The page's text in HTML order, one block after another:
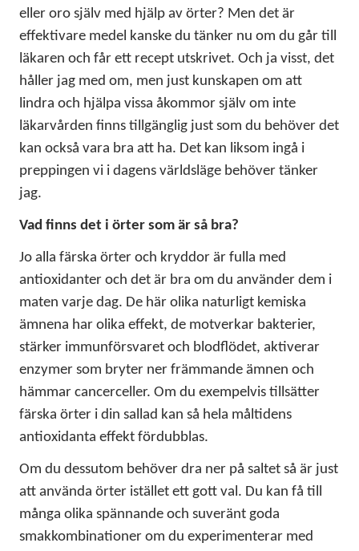
eller oro själv med hjälp av örter? Men det är
effektivare medel kanske du tänker nu om du går till
läkaren och får ett recept utskrivet. Och ja visst, det
håller jag med om, men just kunskapen om att
lindra och hjälpa vissa åkommor själv om inte
läkarvården finns tillgänglig just som du behöver det
kan också vara bra att ha. Det kan liksom ingå i
preppingen vi i dagens världsläge behöver tänker
jag.
Vad finns det i örter som är så bra?
Jo alla färska örter och kryddor är fulla med
antioxidanter och det är bra om du använder dem i
maten varje dag. De här olika naturligt kemiska
ämnena har olika effekt, de motverkar bakterier,
stärker immunförsvaret och blodflödet, aktiverar
enzymer som bryter ner främmande ämnen och
hämmar cancerceller. Om du exempelvis tillsätter
färska örter i din sallad kan så hela måltidens
antioxidanta effekt fördubblas.
Om du dessutom behöver dra ner på saltet så är just
att använda örter istället ett gott val. Du kan få till
många olika spännande och suveränt goda
smakkombinationer om du experimenterar med